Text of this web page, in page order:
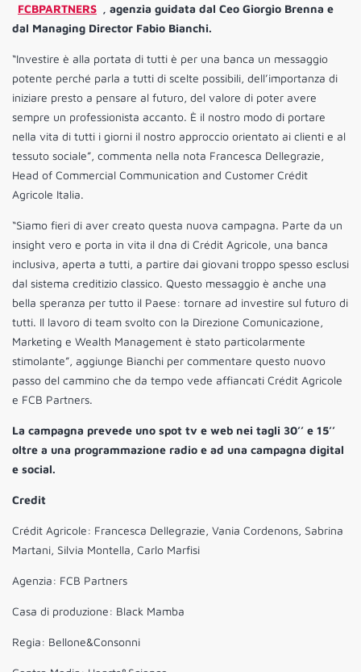
FCBPARTNERS , agenzia guidata dal Ceo Giorgio Brenna e
dal Managing Director Fabio Bianchi.
“Investire è alla portata di tutti è per una banca un messaggio
potente perché parla a tutti di scelte possibili, dell’importanza di
iniziare presto a pensare al futuro, del valore di poter avere
sempre un professionista accanto. È il nostro modo di portare
nella vita di tutti i giorni il nostro approccio orientato ai clienti e al
tessuto sociale”, commenta nella nota Francesca Dellegrazie,
Head of Commercial Communication and Customer Crédit
Agricole Italia.
“Siamo fieri di aver creato questa nuova campagna. Parte da un
insight vero e porta in vita il dna di Crédit Agricole, una banca
inclusiva, aperta a tutti, a partire dai giovani troppo spesso esclusi
dal sistema creditizio classico. Questo messaggio è anche una
bella speranza per tutto il Paese: tornare ad investire sul futuro di
tutti. Il lavoro di team svolto con la Direzione Comunicazione,
Marketing e Wealth Management è stato particolarmente
stimolante”, aggiunge Bianchi per commentare questo nuovo
passo del cammino che da tempo vede affiancati Crédit Agricole
e FCB Partners.
La campagna prevede uno spot tv e web nei tagli 30’’ e 15’’
oltre a una programmazione radio e ad una campagna digital
e social.
Credit
Crédit Agricole: Francesca Dellegrazie, Vania Cordenons, Sabrina
Martani, Silvia Montella, Carlo Marfisi
Agenzia: FCB Partners
Casa di produzione: Black Mamba
Regia: Bellone&Consonni